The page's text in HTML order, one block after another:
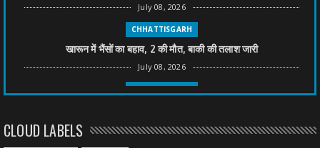
July 08, 2026
CHHATTISGARH
खारून में भैंसों का बहाव, 2 की मौत, बाकी की तलाश जारी
July 08, 2026
CHHATTISGARH
July 08, 2026
CLOUD LABELS